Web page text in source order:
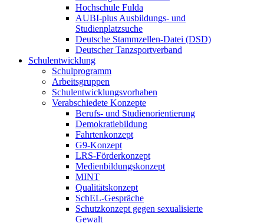
Hochschule Fulda
AUBI-plus Ausbildungs- und
Studienplatzsuche
Deutsche Stammzellen-Datei (DSD)
Deutscher Tanzsportverband
Schulentwicklung
Schulprogramm
Arbeitsgruppen
Schulentwicklungsvorhaben
Verabschiedete Konzepte
Berufs- und Studienorientierung
Demokratiebildung
Fahrtenkonzept
G9-Konzept
LRS-Förderkonzept
Medienbildungskonzept
MINT
Qualitätskonzept
SchEL-Gespräche
Schutzkonzept gegen sexualisierte
Gewalt